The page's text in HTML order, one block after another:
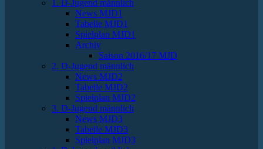
1. D-Jugend männlich
News MJD1
Tabelle MJD1
Spielplan MJD1
Archiv
Saison 2016/17 MJD
2. D-Jugend männlich
News MJD2
Tabelle MJD2
Spielplan MJD2
3. D-Jugend männlich
News MJD3
Tabelle MJD3
Spielplan MJD3